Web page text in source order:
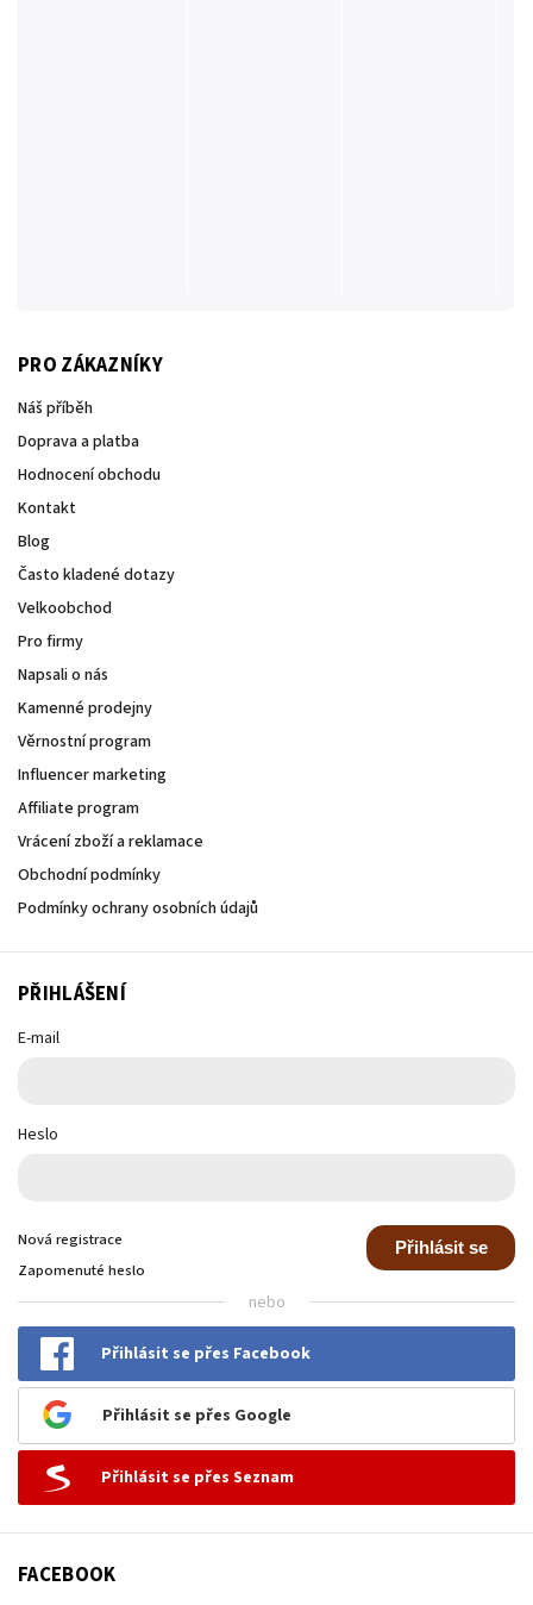
PRO ZÁKAZNÍKY
Náš příběh
Doprava a platba
Hodnocení obchodu
Kontakt
Blog
Často kladené dotazy
Velkoobchod
Pro firmy
Napsali o nás
Kamenné prodejny
Věrnostní program
Influencer marketing
Affiliate program
Vrácení zboží a reklamace
Obchodní podmínky
Podmínky ochrany osobních údajů
PŘIHLÁŠENÍ
E-mail
Heslo
Přihlásit se
Nová registrace
Zapomenuté heslo
nebo
Přihlásit se přes Facebook
Přihlásit se přes Google
Přihlásit se přes Seznam
FACEBOOK